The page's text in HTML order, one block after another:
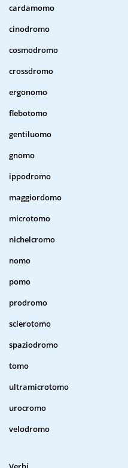
cardamomo
cinodromo
cosmodromo
crossdromo
ergonomo
flebotomo
gentiluomo
gnomo
ippodromo
maggiordomo
microtomo
nichelcromo
nomo
pomo
prodromo
sclerotomo
spaziodromo
tomo
ultramicrotomo
urocromo
velodromo